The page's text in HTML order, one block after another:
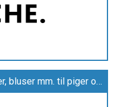
Toldyouso.dk: Carhartt WIP i bukser, bluser mm. til piger og drenge